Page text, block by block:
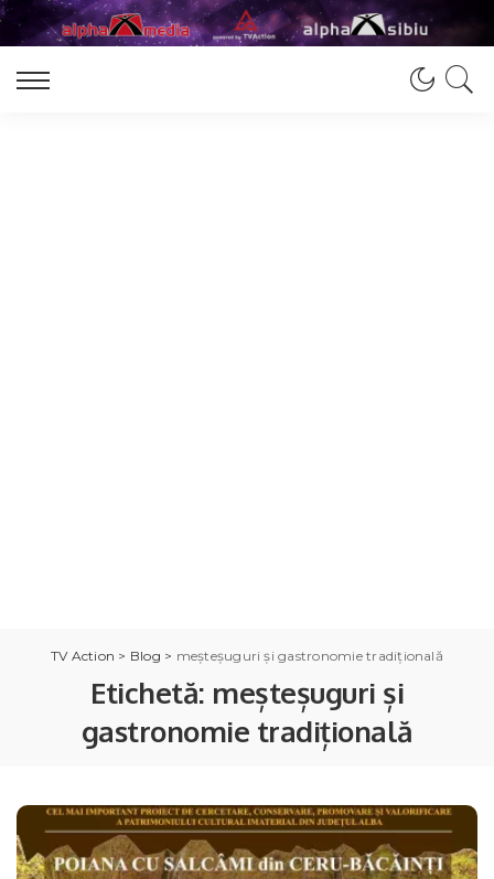
TV Action > Blog > meșteșuguri și gastronomie tradițională
Etichetă: meșteșuguri și
gastronomie tradițională